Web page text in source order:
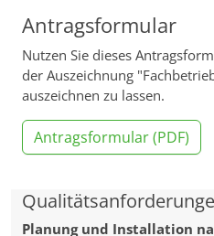
Antragsformular
Nutzen Sie dieses
der Auszeichnung
auszeichnen zu lassen.
Antragsformular (PDF)
Planung und Installation